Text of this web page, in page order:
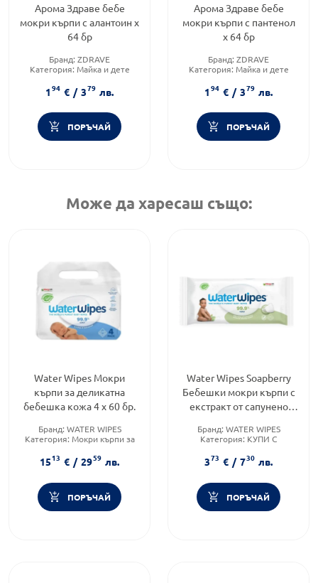
Арома Здраве бебе
мокри кърпи с алантоин х
64 бр
Бранд: ZDRAVE
Категория: Майка и дете
кърпички
194 € / 379 лв.
ПОРЪЧАЙ
Арома Здраве бебе
мокри кърпи с пантенол
х 64 бр
Бранд: ZDRAVE
Категория: Майка и дете
кърпички
194 € / 379 лв.
ПОРЪЧАЙ
Може да харесаш също:
Water Wipes Мокри
кърпи за деликатна
бебешка кожа 4 х 60 бр.
Бранд: WATER WIPES
Категория: Мокри кърпи за
Форма на продукта:мокри
кърпички
1513 € / 2959 лв.
ПОРЪЧАЙ
Water Wipes Soapberry
Бебешки мокри кърпи с
екстракт от сапунено
Бранд: WATER WIPES
Категория: КУПИ С
Форма на продукта:мокри
кърпички
373 € / 730 лв.
ПОРЪЧАЙ